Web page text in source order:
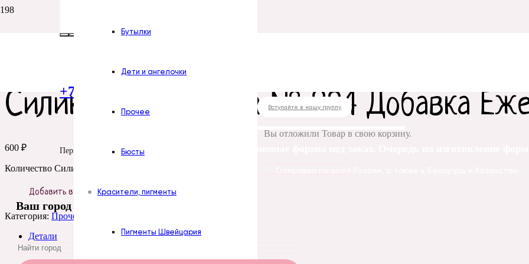
+7 (922) 300-51-06
Пермь
Бутылки
Дети и ангелочки
Прочее
Бюсты
Красители, пигменты
Пигменты Швейцария
Вступайте в нашу группу
Вы отложилиТовар в свою корзину.
Отправка по всей России, а также в Беларусь и Казахстан
Ваш город
Силиконовая форма № 894 Добавка
600 ₽
Количество Силиконовая форма № 894 Добавка Ежевика
Добавить в корзину
Категория: Прочее
Детали
Отзывы (0)